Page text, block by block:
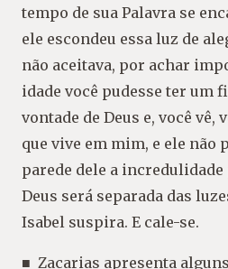
tempo de sua Palavra se
ele escondeu essa luz de
não aceitava, por achar
idade você pudesse ter um
vontade de Deus e, você vê,
que vive em mim, e ele não
parede dele a
Deus será separada das
Isabel suspira. E cale-se.
■ Zacarias apresenta